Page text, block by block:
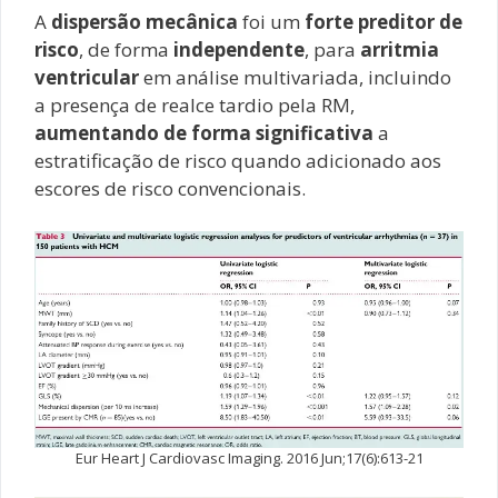
A dispersão mecânica foi um forte preditor de
risco, de forma independente, para arritmia
ventricularem análise multivariada, incluindo
a presença de realce tardio pela RM,
aumentando de forma significativa a
estratificação de risco quando adicionado aos
escores de risco convencionais.
Eur Heart J Cardiovasc Imaging. 2016 Jun;17(6):613-21